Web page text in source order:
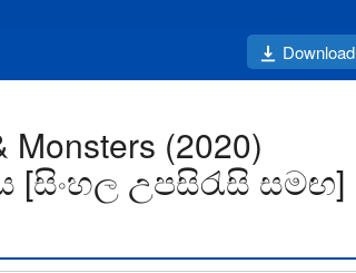
Download
Monsters (2020)
[සිංහල උපසිරැසි සමඟ]